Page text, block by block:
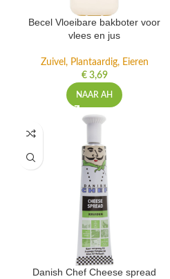
Becel Vloeibare bakboter voor
vlees en jus
Zuivel, Plantaardig, Eieren
€3,69
NAAR AH
Danish Chef Cheese spread